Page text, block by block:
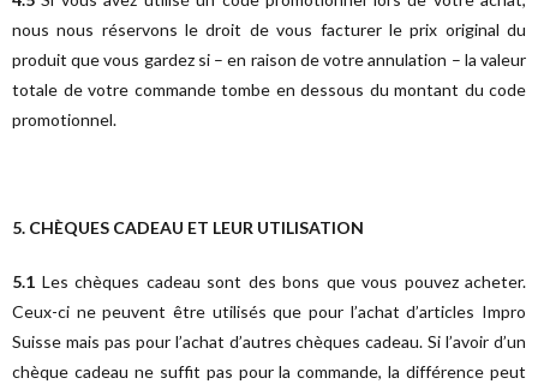
nous nous réservons le droit de vous facturer le prix original du
produit que vous gardez si – en raison de votre annulation – la valeur
totale de votre commande tombe en dessous du montant du code
promotionnel.
5. CHÈQUES CADEAU ET LEUR UTILISATION
5.1 Les chèques cadeau sont des bons que vous pouvez acheter.
Ceux-ci ne peuvent être utilisés que pour l’achat d’articles Impro
Suisse mais pas pour l’achat d’autres chèques cadeau. Si l’avoir d’un
chèque cadeau ne suffit pas pour la commande, la différence peut